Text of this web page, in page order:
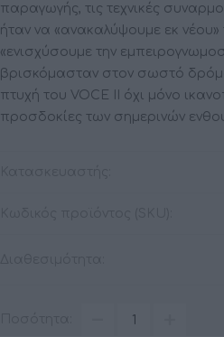
LIVING PRODUCTS
παραγωγής, τις τεχνικές
ήταν να «ανακαλύψουμε εκ
«ενισχύσουμε την
βρισκόμασταν στον σωστό
πτυχή του VOCE II όχι μόνο
προσδοκίες των σημερινών